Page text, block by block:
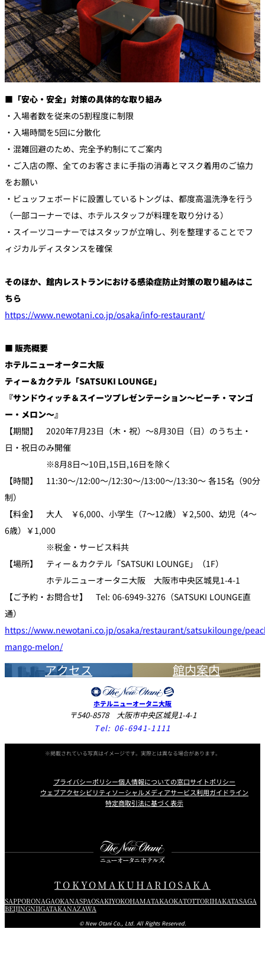
■「安心・安全」対策の具体的な取り組み
・入場者数を従来の5割程度に制限
・入場時間を5回に分散化
・混雑回避のため、完全予約制にてご案内
・ご入店の際、全てのお客さまに手指の消毒とマスク着用のご協力
をお願い
・ビュッフェボードに設置しているトングは、都度高温洗浄を行う
（一部コーナーでは、ホテルスタッフが料理を取り分ける）
・スイーツコーナーではスタッフが立哨し、列を整理することでフ
ィジカルディスタンスを確保
そのほか、館内レストランにおける感染症防止対策の取り組みはこ
ちら
https://www.newotani.co.jp/osaka/info-restaurant/
■ 販売概要
ホテルニューオータニ大阪
ティー＆カクテル「SATSUKI LOUNGE」
『サンドウィッチ＆スイーツプレゼンテーション～ピーチ・マンゴ
ー・メロン～』
【期間】 2020年7月23日（木・祝）～8月30日（日）のうち土・
日・祝日のみ開催
※8月8日～10日,15日,16日を除く
【時間】 11:30～/12:00～/12:30～/13:00～/13:30～ 各15名（90分
制）
【料金】 大人 ￥6,000、小学生（7～12歳）￥2,500、幼児（4～
6歳）￥1,000
※税金・サービス料共
【場所】 ティー＆カクテル「SATSUKI LOUNGE」（1F）
ホテルニューオータニ大阪 大阪市中央区城見1-4-1
【ご予約・お問合せ】 Tel: 06-6949-3276（SATSUKI LOUNGE直
通）
https://www.newotani.co.jp/osaka/restaurant/satsukilounge/
mango-melon/
アクセス 館内案内
ホテルニューオータニ大阪
〒540-8578 大阪市中央区城見1-4-1
Tel: 06-6941-1111
※掲載されている写真はイメージです。実際とは異なる場合があります。
プライバシーポリシー個人情報についての窓口サイトポリシー
ウェブアクセシビリティソーシャルメディアサービス利用ガイドライン
特定商取引法に基づく表示
TOKYOMAKUHARIOSAKA
SAPPORONAGAOKANASPAOSAKIYOKOHAMATAKAOKATOTTORIHAKATASAGA
BEIJINGNIIGATAKANAZAWA
© New Otani Co., Ltd. All Rights Reserved.